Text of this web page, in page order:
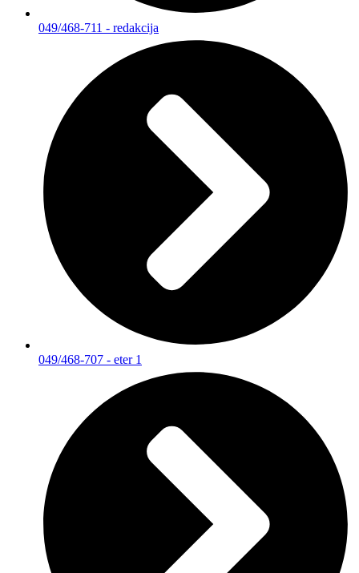
049/468-711 - redakcija
049/468-707 - eter 1